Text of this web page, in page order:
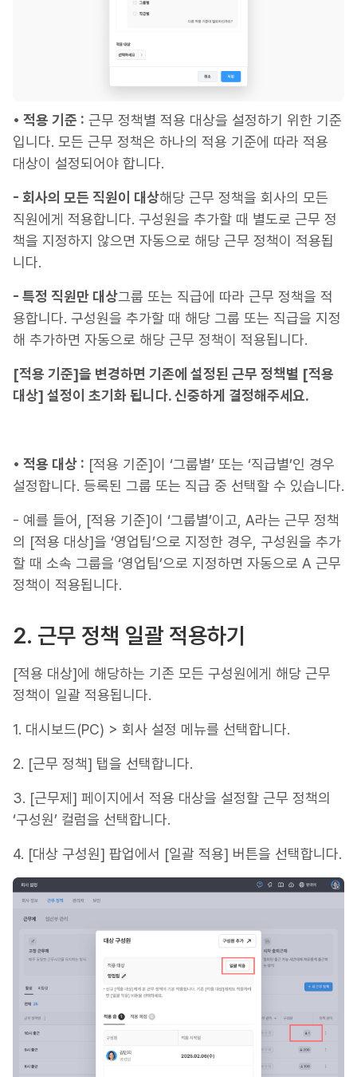
• 적용 기준 : 근무 정책별 적용 대상을 설정하기 위한 기준
입니다. 모든 근무 정책은 하나의 적용 기준에 따라 적용
대상이 설정되어야 합니다.
- 회사의 모든 직원이 대상해당 근무 정책을 회사의 모든
직원에게 적용합니다. 구성원을 추가할 때 별도로 근무 정
책을 지정하지 않으면 자동으로 해당 근무 정책이 적용됩
니다.
- 특정 직원만 대상그룹 또는 직급에 따라 근무 정책을 적
용합니다. 구성원을 추가할 때 해당 그룹 또는 직급을 지정
해 추가하면 자동으로 해당 근무 정책이 적용됩니다.
[적용 기준]을 변경하면 기존에 설정된 근무 정책별 [적용
대상] 설정이 초기화 됩니다. 신중하게 결정해주세요.
• 적용 대상 : [적용 기준]이 ‘그룹별’ 또는 ‘직급별’인 경우
설정합니다. 등록된 그룹 또는 직급 중 선택할 수 있습니다.
- 예를 들어, [적용 기준]이 ‘그룹별’이고, A라는 근무 정책
의 [적용 대상]을 ‘영업팀’으로 지정한 경우, 구성원을 추가
할 때 소속 그룹을 ‘영업팀’으로 지정하면 자동으로 A 근무
정책이 적용됩니다.
2. 근무 정책 일괄 적용하기
[적용 대상]에 해당하는 기존 모든 구성원에게 해당 근무
정책이 일괄 적용됩니다.
1. 대시보드(PC) > 회사 설정 메뉴를 선택합니다.
2. [근무 정책] 탭을 선택합니다.
3. [근무제] 페이지에서 적용 대상을 설정할 근무 정책의
‘구성원’ 컬럼을 선택합니다.
4. [대상 구성원] 팝업에서 [일괄 적용] 버튼을 선택합니다.